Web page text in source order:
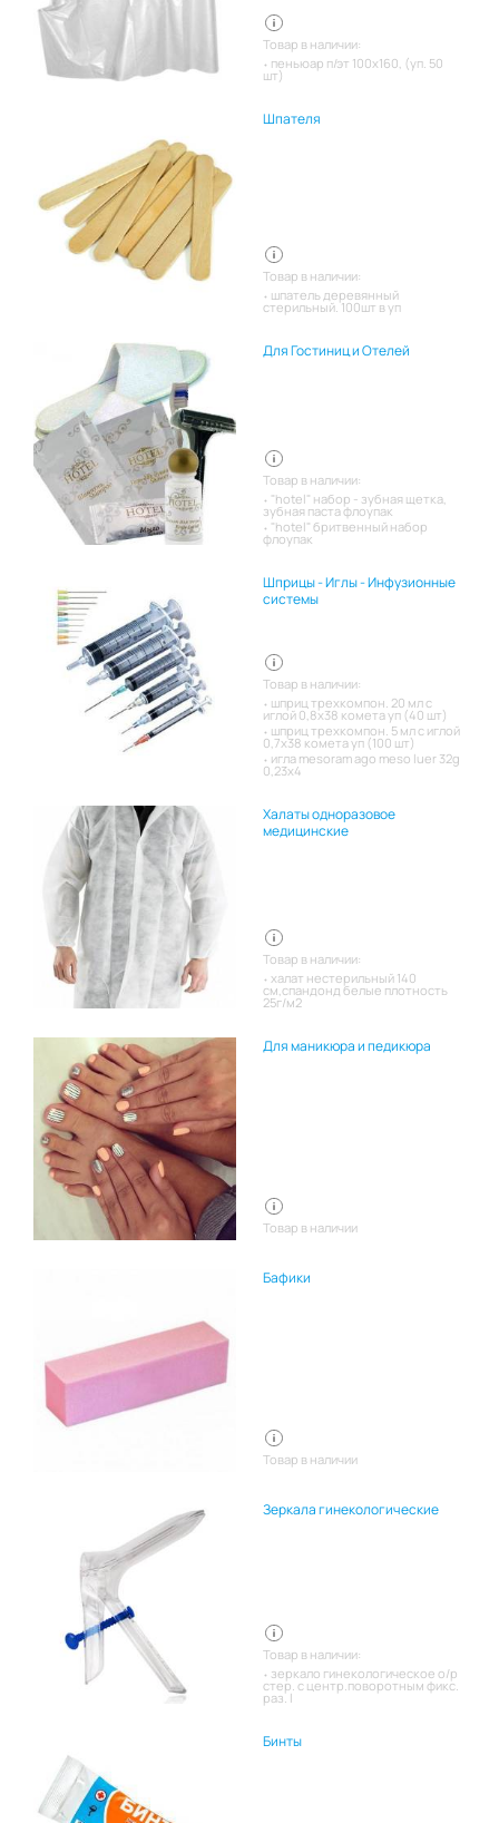
Товар в наличии:
пеньюар п/эт 100х160, (уп. 50
шт)
Шпателя
Товар в наличии:
шпатель деревянный
стерильный. 100шт в уп
Для Гостиниц и Отелей
Товар в наличии:
"hotel" набор - зубная щетка,
зубная паста флоупак
"hotel" бритвенный набор
флоупак
Шприцы - Иглы - Инфузионные
системы
Товар в наличии:
шприц трехкомпон. 20 мл с
иглой 0,8х38 комета уп (40 шт)
шприц трехкомпон. 5 мл с иглой
0,7х38 комета уп (100 шт)
игла mesoram ago meso luer 32g
0,23x4
Халаты одноразовое
медицинские
Товар в наличии:
халат нестерильный 140
см,спандонд белые плотность
25г/м2
Для маникюра и педикюра
Товар в наличии
Бафики
Товар в наличии
Зеркала гинекологические
Товар в наличии:
зеркало гинекологическое о/р
стер. с центр.поворотным фикс.
раз. l
Бинты